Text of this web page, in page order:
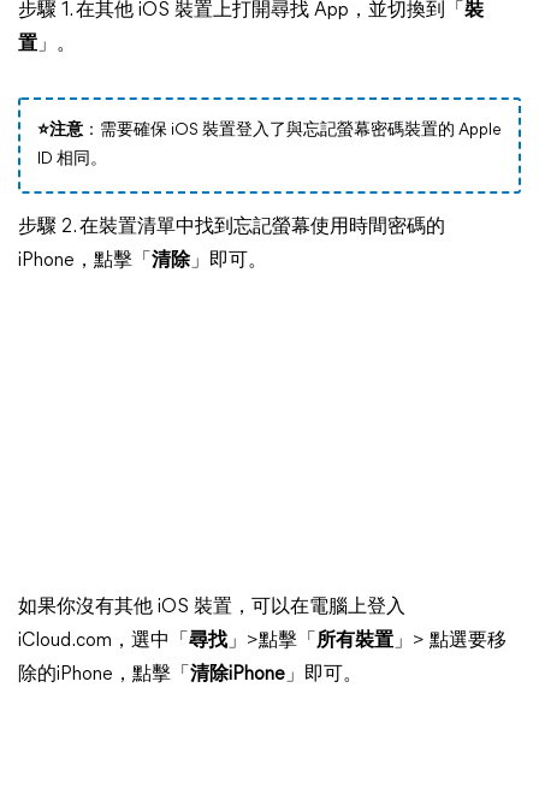
步驟 1. 在其他 iOS 裝置上打開尋找 App，並切換到「 裝
置 」。
⭐️注意 ：需要確保 iOS 裝置登入了與忘記螢幕密碼裝置的 Apple
ID 相同。
步驟 2. 在裝置清單中找到忘記螢幕使用時間密碼的
iPhone，點擊「 清除」即可。
如果你沒有其他 iOS 裝置，可以在電腦上登入
iCloud.com，選中「 尋找 」>點擊「 所有裝置 」> 點選要移
除的iPhone，點擊「 清除iPhone 」即可。